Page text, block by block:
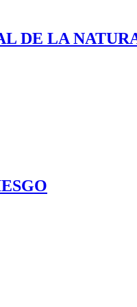
DE LA